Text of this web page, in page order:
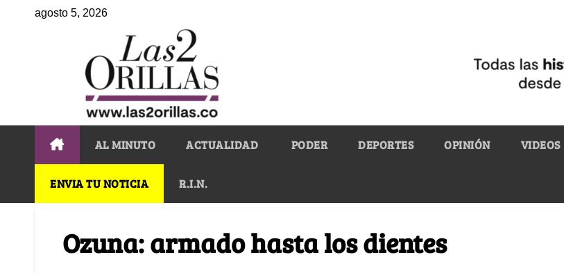
agosto 5, 2026
AL MINUTO ACTUALIDAD PODER DEPORTES OPINIÓN VIDEOS
ENVIA TU NOTICIA R.I.N.
Ozuna: armado hasta los dientes